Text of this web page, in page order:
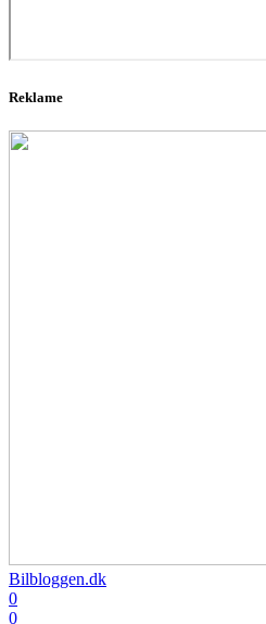
Reklame
Bilbloggen.dk
0
0